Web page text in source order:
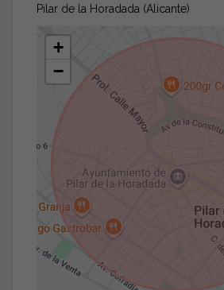
Pilar de la Horadada (Alicante)
+
−